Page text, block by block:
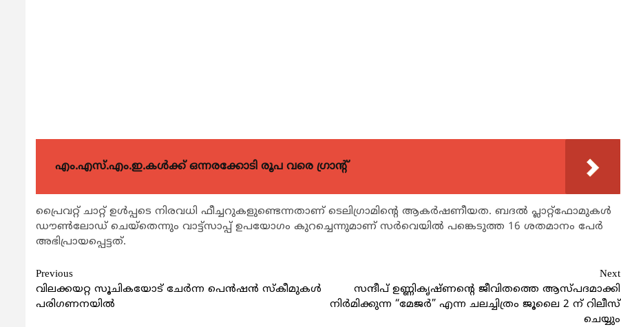
എം.എസ്.എം.ഇ.കൾക്ക് ഒന്നരക്കോടി രൂപ വരെ ഗ്രാന്റ്
പ്രൈവറ്റ് ചാറ്റ് ഉള്‍പ്പടെ നിരവധി ഫീച്ചറുകളുണ്ടെന്നതാണ് ടെലിഗ്രാമിന്റെ ആകര്‍ഷണീയത. ബദല്‍ പ്ലാറ്റ്‌ഫോമുകള്‍
ഡൗണ്‍ലോഡ് ചെയ്‌തെന്നും വാട്ട്‌സാപ്പ് ഉപയോഗം കുറച്ചെന്നുമാണ് സര്‍വെയില്‍ പങ്കെടുത്ത 16 ശതമാനം പേര്‍
അഭിപ്രായപ്പെട്ടത്.
Continue
Reading
Previous
വിലക്കയറ്റ സൂചികയോട് ചേര്‍ന്ന പെന്‍ഷന്‍ സ്‌കീമുകള്‍
പരിഗണനയില്‍
Next
സന്ദീപ് ഉണ്ണികൃഷ്ണന്റെ ജീവിതത്തെ ആസ്പദമാക്കി
നിർമിക്കുന്ന “മേജർ” എന്ന ചലച്ചിത്രം ജൂലൈ 2 ന് റിലീസ്
ചെയ്യും